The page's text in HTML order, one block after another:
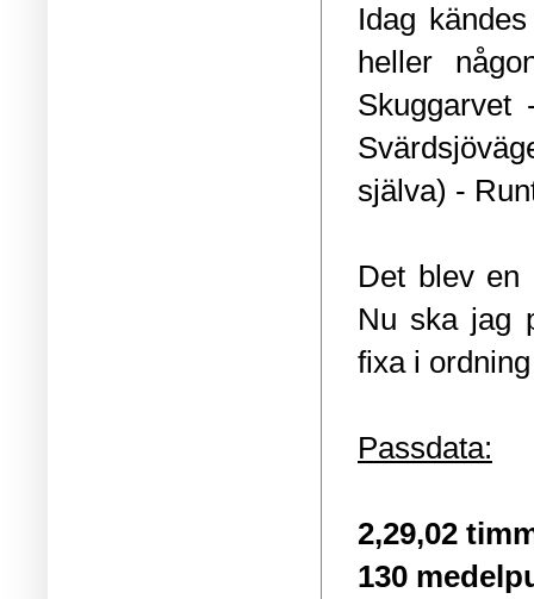
Idag
heller
själva) -
Det blev en
Nu ska jag
fixa i
Passdata:
2,29,02
130